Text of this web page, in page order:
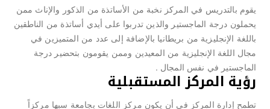
يقوم بالتدريس في المركز نخبة من الأساتذة من الذكور والإناث ممن
يحملون درجة الماجستير والذين تدربوا على أيدي أساتذة من الناطقين
باللغة الإنجليزية من بريطانيا بالإضافة إلى عدد من المتميزين في
مجال اللغة الإنجليزية من المعيدين وممن يقومون بتحضير درجة
الماجستير في نفس المجال .
رؤية المركز المستقبلية
تطمح إدارة المركز في أن يكون مركز اللغات بجامعة سبها مركزاً